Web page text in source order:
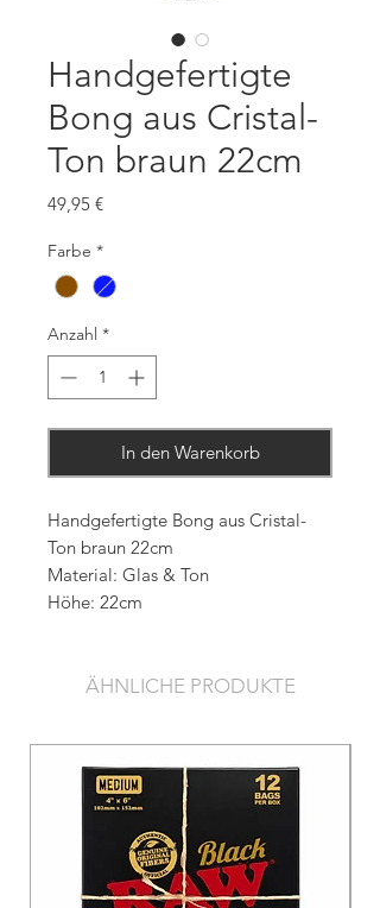
Handgefertigte
Bong aus Cristal-
Ton braun 22cm
49,95 €Preis
Farbe *
Anzahl *
In den Warenkorb
Handgefertigte Bong aus Cristal-
Ton braun 22cm
Material: Glas & Ton
Höhe: 22cm
ÄHNLICHE PRODUKTE